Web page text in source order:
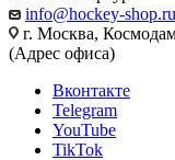
info@hockey-shop.ru
г. Москва,
(Адрес офиса)
Вконтакте
Telegram
YouTube
TikTok